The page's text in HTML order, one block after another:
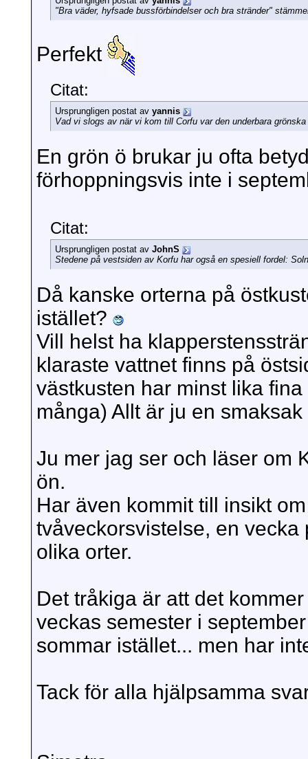
"Bra väder, hyfsade bussförbindelser och bra stränder"
Perfekt
Citat:
Ursprungligen postat av yannis
Vad vi slogs av när vi kom till Corfu var den underbara
En grön ö brukar ju ofta
förhoppningsvis inte i
Citat:
Ursprungligen postat av JohnS
Stedene på vestsiden av Korfu har også en spesiell fordel:
Då kanske orterna på
istället?
Vill helst ha
klaraste vattnet finns på
västkusten har minst lika
många) Allt är ju en
Ju mer jag ser och läser om
ön.
Har även kommit till insikt
tvåveckorsvistelse, en
olika orter.
Det tråkiga är att det
veckas semester i
sommar istället... men har
Tack för alla hjälpsamma